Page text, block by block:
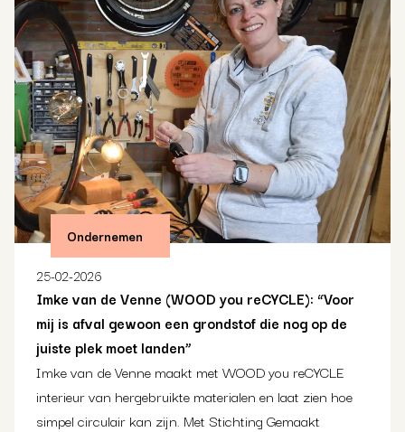
Ondernemen
25-02-2026
Imke van de Venne (WOOD you reCYCLE): “Voor
mij is afval gewoon een grondstof die nog op de
juiste plek moet landen”
Imke van de Venne maakt met WOOD you reCYCLE
interieur van hergebruikte materialen en laat zien hoe
simpel circulair kan zijn. Met Stichting Gemaakt